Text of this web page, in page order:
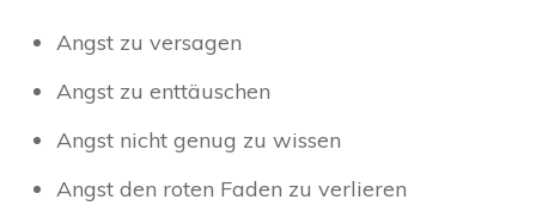
Angst zu versagen
Angst zu enttäuschen
Angst nicht genug zu wissen
Angst den roten Faden zu verlieren